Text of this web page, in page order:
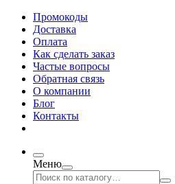
Промокоды
Доставка
Оплата
Как сделать заказ
Частые вопросы
Обратная связь
О компании
Блог
Контакты
Меню